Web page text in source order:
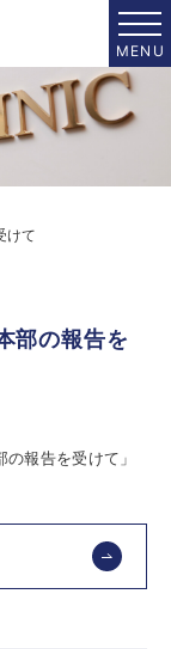
けて
部の報告を
報告を受けて」